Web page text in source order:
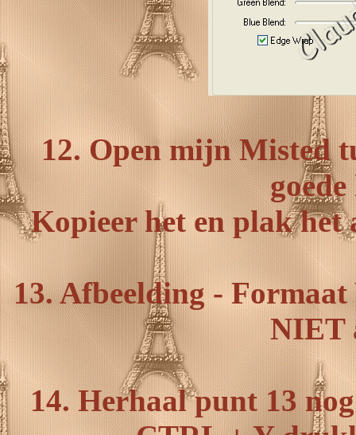
12. Open mijn Misted
Kopieer het en plak het
13. Afbeelding -
NIET
14. Herhaal punt 13